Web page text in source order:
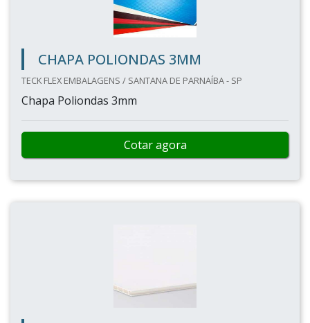
CHAPA POLIONDAS 3MM
TECK FLEX EMBALAGENS / SANTANA DE PARNAÍBA - SP
Chapa Poliondas 3mm
Cotar agora